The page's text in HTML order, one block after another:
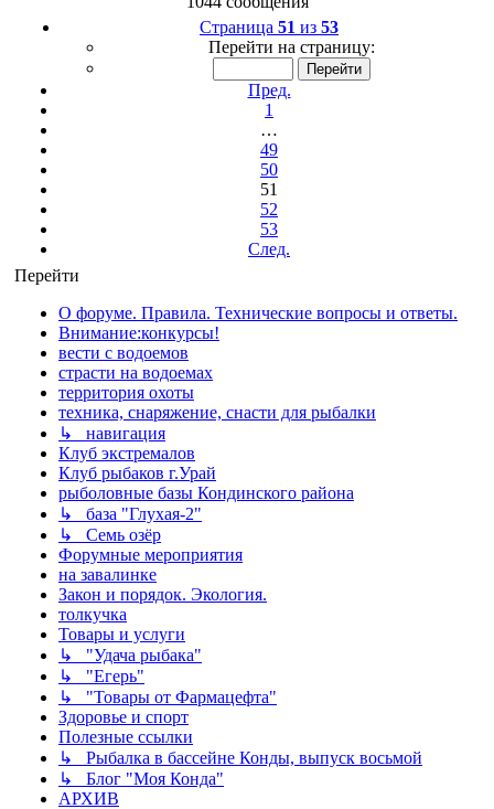
Страница 51 из 53
Перейти на страницу:
Пред.
1
…
49
50
51
52
53
След.
Перейти
О форуме. Правила. Технические вопросы и ответы.
Внимание:конкурсы!
вести с водоемов
страсти на водоемах
территория охоты
техника, снаряжение, снасти для рыбалки
↳ навигация
Клуб экстремалов
Клуб рыбаков г.Урай
рыболовные базы Кондинского района
↳ база "Глухая-2"
↳ Семь озёр
Форумные мероприятия
на завалинке
Закон и порядок. Экология.
толкучка
Товары и услуги
↳ "Удача рыбака"
↳ "Егерь"
↳ "Товары от Фармацефта"
Здоровье и спорт
Полезные ссылки
↳ Рыбалка в бассейне Конды, выпуск восьмой
↳ Блог "Моя Конда"
АРХИВ